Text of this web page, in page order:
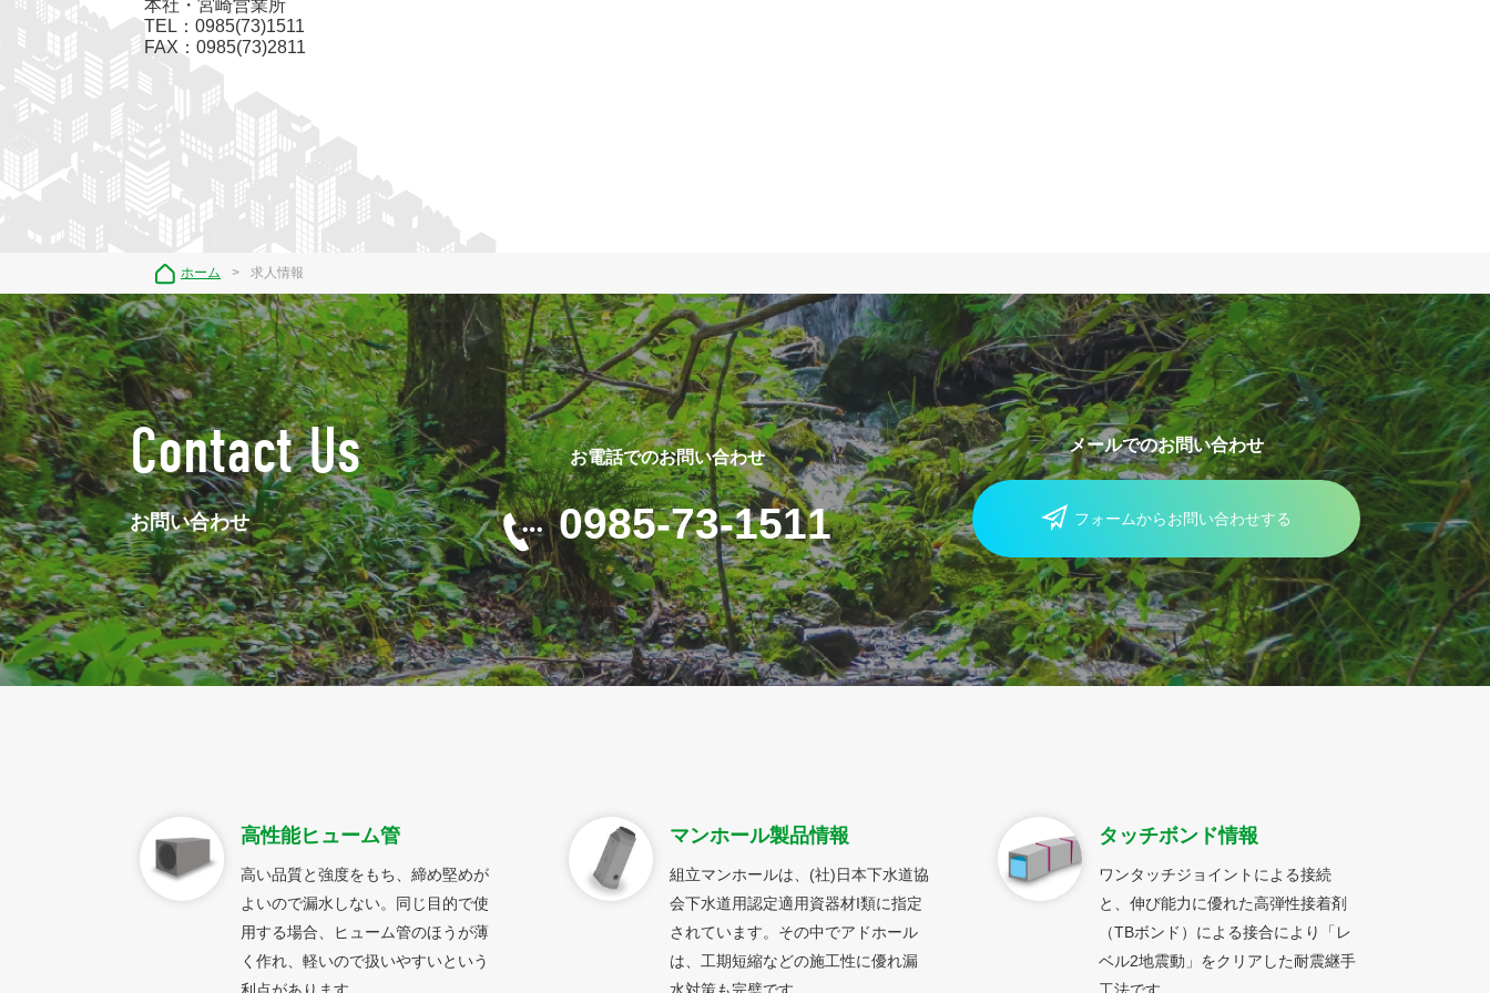
本社・宮崎営業所
TEL：0985(73)1511
FAX：0985(73)2811
ホーム 求人情報
Contact Us
お問い合わせ
お電話でのお問い合わせ
0985-73-1511
メールでのお問い合わせ
フォームからお問い合わせする
高性能ヒューム管
高い品質と強度をもち、締め堅めが
よいので漏水しない。同じ目的で使
用する場合、ヒューム管のほうが薄
く作れ、軽いので扱いやすいという
利点があります。
マンホール製品情報
組立マンホールは、(社)日本下水道協
会下水道用認定適用資器材I類に指定
されています。その中でアドホール
は、工期短縮などの施工性に優れ漏
水対策も完璧です。
タッチボンド情報
ワンタッチジョイントによる接続
と、伸び能力に優れた高弾性接着剤
（TBボンド）による接合により「レ
ベル2地震動」をクリアした耐震継手
工法です。